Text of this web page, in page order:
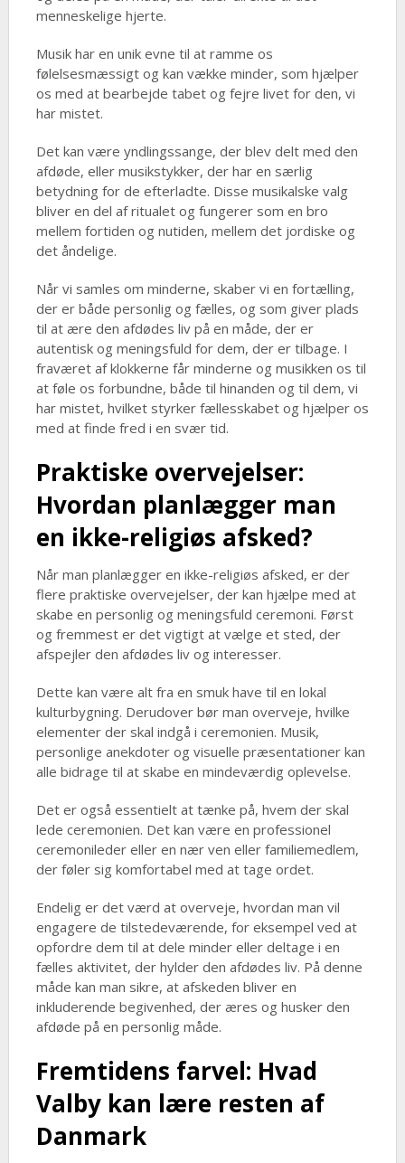
menneskelige hjerte.
Musik har en unik evne til at ramme os
følelsesmæssigt og kan vække minder, som hjælper
os med at bearbejde tabet og fejre livet for den, vi
har mistet.
Det kan være yndlingssange, der blev delt med den
afdøde, eller musikstykker, der har en særlig
betydning for de efterladte. Disse musikalske valg
bliver en del af ritualet og fungerer som en bro
mellem fortiden og nutiden, mellem det jordiske og
det åndelige.
Når vi samles om minderne, skaber vi en fortælling,
der er både personlig og fælles, og som giver plads
til at ære den afdødes liv på en måde, der er
autentisk og meningsfuld for dem, der er tilbage. I
fraværet af klokkerne får minderne og musikken os til
at føle os forbundne, både til hinanden og til dem, vi
har mistet, hvilket styrker fællesskabet og hjælper os
med at finde fred i en svær tid.
Praktiske overvejelser:
Hvordan planlægger man
en ikke-religiøs afsked?
Når man planlægger en ikke-religiøs afsked, er der
flere praktiske overvejelser, der kan hjælpe med at
skabe en personlig og meningsfuld ceremoni. Først
og fremmest er det vigtigt at vælge et sted, der
afspejler den afdødes liv og interesser.
Dette kan være alt fra en smuk have til en lokal
kulturbygning. Derudover bør man overveje, hvilke
elementer der skal indgå i ceremonien. Musik,
personlige anekdoter og visuelle præsentationer kan
alle bidrage til at skabe en mindeværdig oplevelse.
Det er også essentielt at tænke på, hvem der skal
lede ceremonien. Det kan være en professionel
ceremonileder eller en nær ven eller familiemedlem,
der føler sig komfortabel med at tage ordet.
Endelig er det værd at overveje, hvordan man vil
engagere de tilstedeværende, for eksempel ved at
opfordre dem til at dele minder eller deltage i en
fælles aktivitet, der hylder den afdødes liv. På denne
måde kan man sikre, at afskeden bliver en
inkluderende begivenhed, der æres og husker den
afdøde på en personlig måde.
Fremtidens farvel: Hvad
Valby kan lære resten af
Danmark